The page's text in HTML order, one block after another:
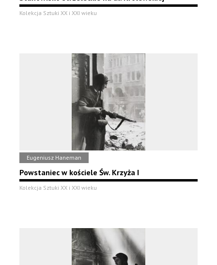
Kolekcja Sztuki XX i XXI wieku
Eugeniusz Haneman
Powstaniec w kościele Św. Krzyża I
Kolekcja Sztuki XX i XXI wieku